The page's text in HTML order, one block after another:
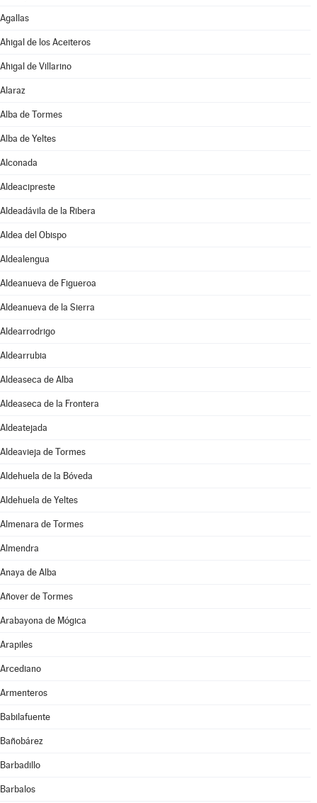
Agallas
Ahigal de los Aceiteros
Ahigal de Villarino
Alaraz
Alba de Tormes
Alba de Yeltes
Alconada
Aldeacipreste
Aldeadávila de la Ribera
Aldea del Obispo
Aldealengua
Aldeanueva de Figueroa
Aldeanueva de la Sierra
Aldearrodrigo
Aldearrubia
Aldeaseca de Alba
Aldeaseca de la Frontera
Aldeatejada
Aldeavieja de Tormes
Aldehuela de la Bóveda
Aldehuela de Yeltes
Almenara de Tormes
Almendra
Anaya de Alba
Añover de Tormes
Arabayona de Mógica
Arapiles
Arcediano
Armenteros
Babilafuente
Bañobárez
Barbadillo
Barbalos